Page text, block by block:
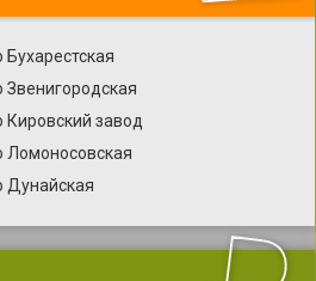
завод
Ломоносовская
Дунайская